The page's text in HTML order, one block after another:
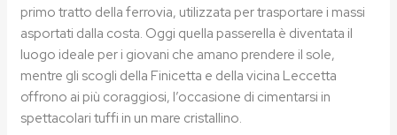
primo tratto della ferrovia, utilizzata per trasportare i massi
asportati dalla costa. Oggi quella passerella è diventata il
luogo ideale per i giovani che amano prendere il sole,
mentre gli scogli della Finicetta e della vicina Leccetta
offrono ai più coraggiosi, l’occasione di cimentarsi in
spettacolari tuffi in un mare cristallino.